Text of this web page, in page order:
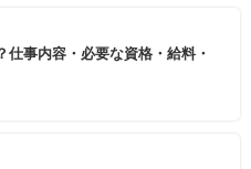
仕事内容・必要な資格・給料・